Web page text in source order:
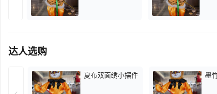
达人选购
夏布双面绣小摆件 墨